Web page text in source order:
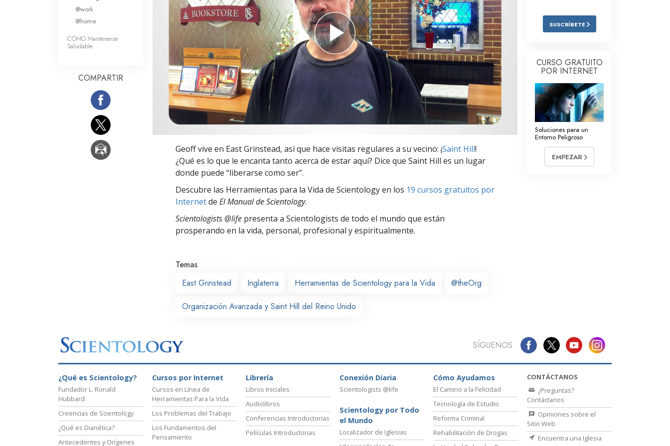
Amor y Odio: ¿Qué es Grandeza?
Respuestas a las Drogas
Los Niños
Herramientas para el Entorno Laboral
La Ética y las
Condiciones
La Causa de la Supresión
Investigaciones
Los Fundamentos de la Organización
Los Fundamentos de las Relaciones
Geoff vive en East Grinstead, así que hace visitas regulares a su vecino: ¡Saint Hill!
¿Qué es lo que le encanta tanto acerca de estar aquí? Dice que Saint Hill es un lugar
donde puede “liberarse como ser”.
Descubre las Herramientas para la Vida de Scientology en los 19 cursos gratuitos por
Internetde El Manual de Scientology.
Scientologists @life presenta a Scientologists de todo el mundo que están
prosperando en la vida, personal, profesional y espiritualmente.
Temas
East Grinstead
Inglaterra Herramientas de Scientology para la Vida @theOrg
Organización Avanzada y Saint Hill del Reino Unido
@work
@home
CÓMO Mantenerse
Saludable
COMPARTIR
SUSCRÍBETE
CURSO GRATUITO
POR INTERNET
Soluciones para un
Entorno Peligroso
EMPEZAR
SÍGUENOS
¿Qué es Scientology?
Fundador L. Ronald
Hubbard
Creencias de Scientology
¿Qué es Dianética?
Antecedentes y Orígenes
Cursos por Internet
Cursos en Línea de
Herramientas Para la Vida
Los Problemas del Trabajo
Los Fundamentos del
Pensamiento
Librería
Libros Iniciales
Audiolibros
Conferencias Introductorias
Películas Introductorias
Conexión Diaria
Scientologists @life
Scientology por Todo
el Mundo
Localizador de Iglesias
Cómo Ayudamos
El Camino a la Felicidad
Tecnología de Estudio
Reforma Criminal
Rehabilitación de Drogas
CONTÁCTANOS
¿Preguntas?
Contáctanos
Opiniones sobre el
Sitio Web
Encuentra una Iglesia